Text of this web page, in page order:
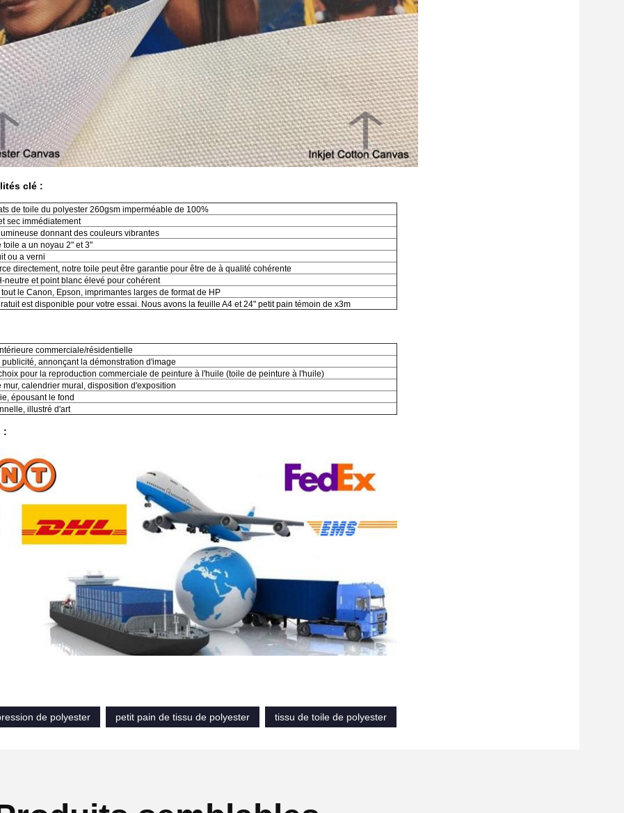
clé :
de toile du polyester 260gsm imperméable de 100%
sec immédiatement
donnant des couleurs vibrantes
toile a un noyau 2" et 3"
ou a verni
directement, notre toile peut être garantie pour être de à qualité cohérente
neutre et point blanc élevé pour cohérent
le Canon, Epson, imprimantes larges de format de HP
est disponible pour votre essai. Nous avons la feuille A4 et 24" petit pain témoin de x3m
commerciale/résidentielle
annonçant la démonstration d'image
pour la reproduction commerciale de peinture à l'huile (toile de peinture à l'huile)
mur, calendrier mural, disposition d'exposition
épousant le fond
illustré d'art
:
de polyester
petit pain de tissu de polyester tissu de toile de polyester